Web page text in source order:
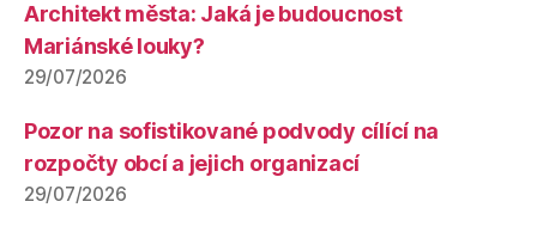
Architekt města: Jaká je budoucnost
Mariánské louky?
29/07/2026
Pozor na sofistikované podvody cílící na
rozpočty obcí a jejich organizací
29/07/2026